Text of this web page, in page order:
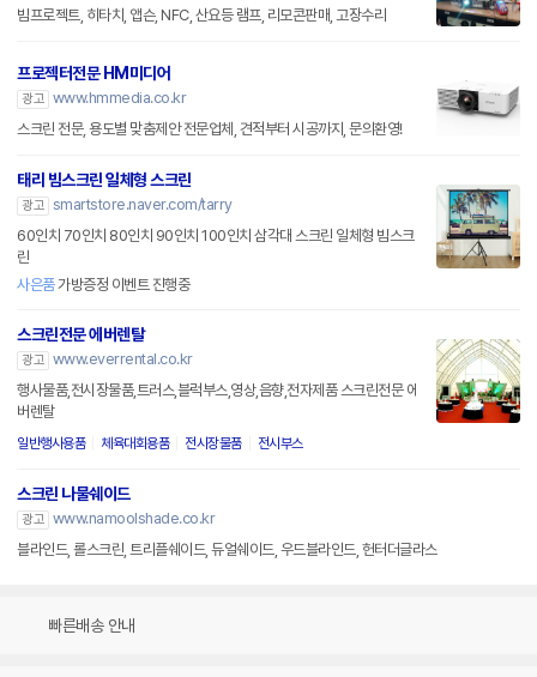
빔프로젝트, 히타치, 앱슨, NFC, 산요등 램프, 리모콘판매, 고장수리
프로젝터전문 HM미디어
광고 www.hmmedia.co.kr
스크린 전문, 용도별 맞춤제안 전문업체, 견적부터 시공까지, 문의환영!
태리 빔스크린 일체형 스크린
광고 smartstore.naver.com/tarry
60인치 70인치 80인치 90인치 100인치 삼각대 스크린 일체형 빔스크
린
사은품가방증정 이벤트 진행중
스크린전문 에버렌탈
광고 www.everrental.co.kr
행사물품,전시장물품,트러스,블럭부스,영상,음향,전자제품 스크린전문 에
버렌탈
일반행사용품 체육대회용품 전시장물품 전시부스
스크린 나물쉐이드
광고 www.namoolshade.co.kr
블라인드, 롤스크린, 트리플쉐이드, 듀얼쉐이드, 우드블라인드, 헌터더글라스
빠른배송 안내